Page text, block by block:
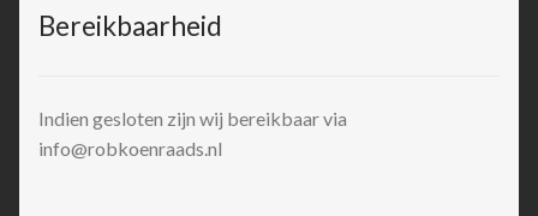
Bereikbaarheid
Indien gesloten zijn wij bereikbaar via
info@robkoenraads.nl